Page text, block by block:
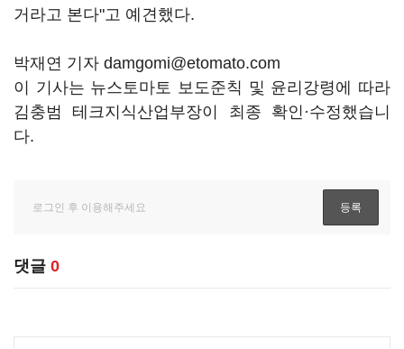
거라고 본다"고 예견했다.
박재연 기자 damgomi@etomato.com
이 기사는 뉴스토마토 보도준칙 및 윤리강령에 따라
김충범 테크지식산업부장이 최종 확인·수정했습니
다.
댓글 0